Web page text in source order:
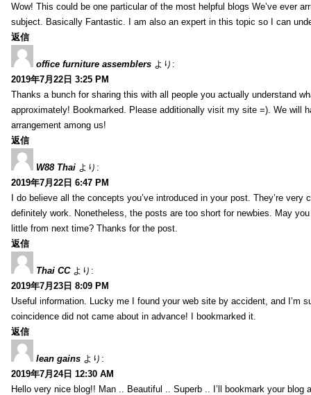
Wow! This could be one particular of the most helpful blogs We’ve ever
subject. Basically Fantastic. I am also an expert in this topic so I can
返信
office furniture assemblers より:
2019年7月22日 3:25 PM
Thanks a bunch for sharing this with all people you actually understand
approximately! Bookmarked. Please additionally visit my site =). We will
arrangement among us!
返信
W88 Thai より:
2019年7月22日 6:47 PM
I do believe all the concepts you’ve introduced in your post. They’re very
definitely work. Nonetheless, the posts are too short for newbies. May
little from next time? Thanks for the post.
返信
Thai CC より:
2019年7月23日 8:09 PM
Useful information. Lucky me I found your web site by accident, and I’m
coincidence did not came about in advance! I bookmarked it.
返信
lean gains より:
2019年7月24日 12:30 AM
Hello very nice blog!! Man .. Beautiful .. Superb .. I’ll bookmark your blog